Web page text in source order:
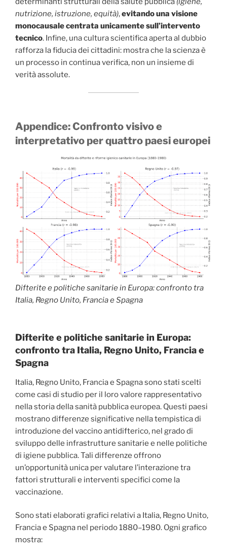
nutrizione, istruzione, equità),evitando una visione
monocausale centrata unicamente sull’intervento
tecnico. Infine, una cultura scientifica aperta al dubbio
rafforza la fiducia dei cittadini: mostra che la scienza è
un processo in continua verifica, non un insieme di
verità assolute.
Appendice: Confronto visivo e
interpretativo per quattro paesi europei
Difterite e politiche sanitarie in Europa: confronto tra
Italia, Regno Unito, Francia e Spagna
Difterite e politiche sanitarie in Europa:
confronto tra Italia, Regno Unito, Francia e
Spagna
Italia, Regno Unito, Francia e Spagna sono stati scelti
come casi di studio per il loro valore rappresentativo
nella storia della sanità pubblica europea. Questi paesi
mostrano differenze significative nella tempistica di
introduzione del vaccino antidifterico, nel grado di
sviluppo delle infrastrutture sanitarie e nelle politiche
di igiene pubblica. Tali differenze offrono
un’opportunità unica per valutare l’interazione tra
fattori strutturali e interventi specifici come la
vaccinazione.
Sono stati elaborati grafici relativi a Italia, Regno Unito,
Francia e Spagna nel periodo 1880–1980. Ogni grafico
mostra: